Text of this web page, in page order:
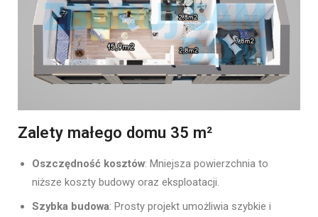
Zalety małego domu 35 m²
Oszczędność kosztów: Mniejsza powierzchnia to
niższe koszty budowy oraz eksploatacji.
Szybka budowa: Prosty projekt umożliwia szybkie i